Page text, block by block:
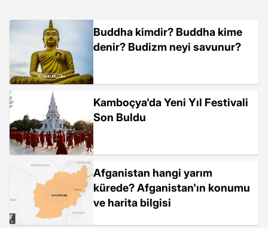
Buddha kimdir? Buddha kime
denir? Budizm neyi savunur?
Kamboçya'da Yeni Yıl Festivali
Son Buldu
Afganistan hangi yarım
kürede? Afganistan'ın konumu
ve harita bilgisi